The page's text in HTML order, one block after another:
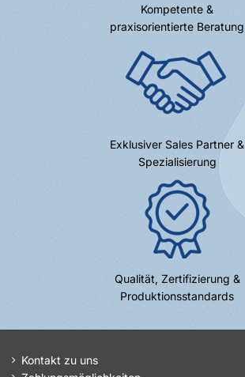
Kompetente &
praxisorientierte Beratung
Exklusiver Sales Partner &
Spezialisierung
Qualität, Zertifizierung &
Produktionsstandards
Kontakt zu uns